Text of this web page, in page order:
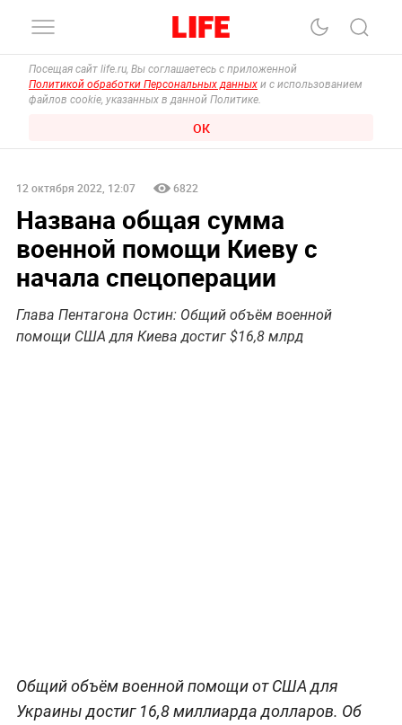
Посещая сайт life.ru, Вы соглашаетесь с приложенной
Политикой обработки Персональных данных и с использованием
файлов cookie, указанных в данной Политике.
ОК
12 октября 2022, 12:07 6822
Названа общая сумма
военной помощи Киеву с
начала спецоперации
Глава Пентагона Остин: Общий объём военной
помощи США для Киева достиг $16,8 млрд
Общий объём военной помощи от США для
Украины достиг 16,8 миллиарда долларов. Об